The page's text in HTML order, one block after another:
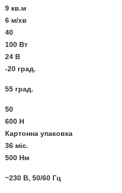
9 кв.м
6 м/хв
40
100 Вт
24 В
-20 град.
55 град.
50
600 Н
Картонна упаковка
36 міс.
500 Нм
~230 В, 50/60 Гц